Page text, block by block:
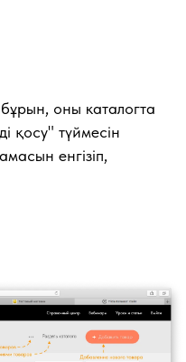
оны каталогта
қосу" түймесін
енгізіп,